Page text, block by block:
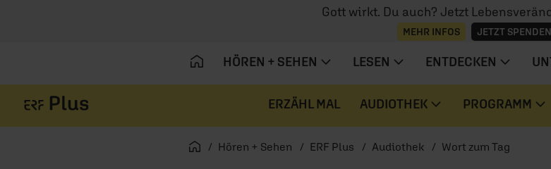
Gott wirkt. Du auch? Jetzt
MEHR INFOS JETZT SPENDEN
HÖREN + SEHEN LESEN ENTDECKEN
ERZÄHL MAL AUDIOTHEK PROGRAMM
Startseite
Hören + Sehen ERF Plus Audiothek Wort zum Tag